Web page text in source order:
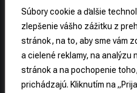
Súbory cookie a ďalšie
zlepšenie vášho zážitku z
stránok, na to, aby sme vám
a cielené reklamy, na analýzu
stránok a na pochopenie
prichádzajú. Kliknutím na
republika
PRÁVNE
INFORMÁCIE
Obchodné